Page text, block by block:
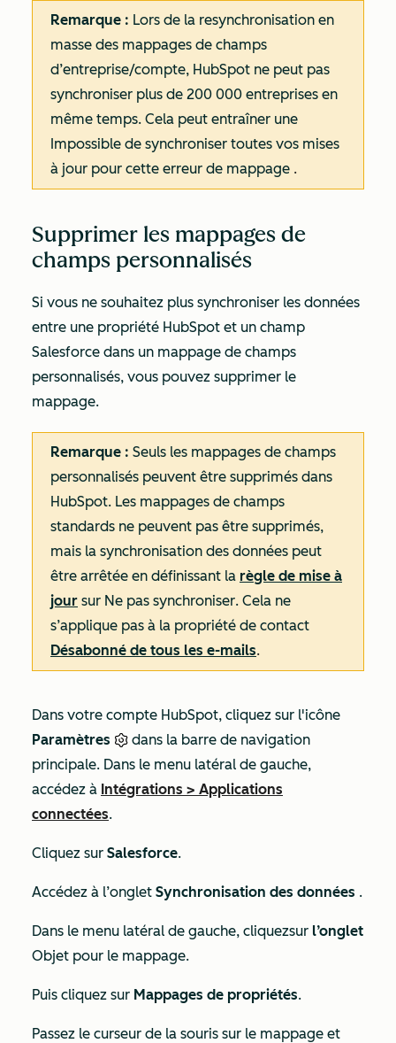
Remarque : Lors de la resynchronisation en
masse des mappages de champs
d’entreprise/compte, HubSpot ne peut pas
synchroniser plus de 200 000 entreprises en
même temps. Cela peut entraîner une
Impossible de synchroniser toutes vos mises
à jour pour cette erreur de mappage .
Supprimer les mappages de
champs personnalisés
Si vous ne souhaitez plus synchroniser les données
entre une propriété HubSpot et un champ
Salesforce dans un mappage de champs
personnalisés, vous pouvez supprimer le
mappage.
Remarque : Seuls les mappages de champs
personnalisés peuvent être supprimés dans
HubSpot. Les mappages de champs
standards ne peuvent pas être supprimés,
mais la synchronisation des données peut
être arrêtée en définissant la règle de mise à
jour sur Ne pas synchroniser. Cela ne
s’applique pas à la propriété de contact
Désabonné de tous les e-mails.
Dans votre compte HubSpot, cliquez sur l'icône
Paramètres
dans la barre de navigation
principale. Dans le menu latéral de gauche,
accédez à Intégrations > Applications
connectées.
Cliquez sur Salesforce.
Accédez à l’onglet Synchronisation des données .
Dans le menu latéral de gauche, cliquezsur l’onglet
Objet pour le mappage.
Puis cliquez sur Mappages de propriétés.
Passez le curseur de la souris sur le mappage et